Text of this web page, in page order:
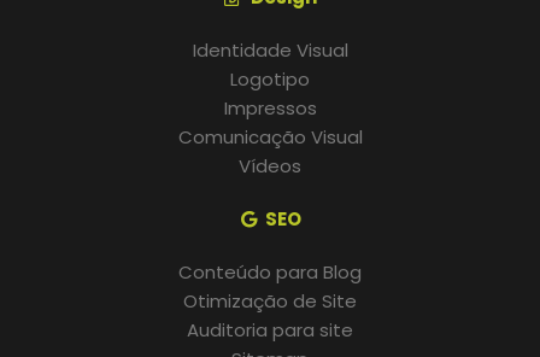
Identidade Visual
Logotipo
Impressos
Comunicação Visual
Vídeos
SEO
Conteúdo para Blog
Otimização de Site
Auditoria para site